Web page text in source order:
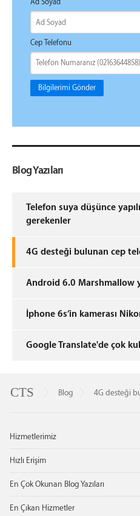
Ad Soyad
Cep Telefonu
Bilgilerimi Gönder
Blog Yazıları
Telefon suya düşünce
gerekenler
4G desteği bulunan cep
Android 6.0 Marshmallow
İphone 6s’in kamerası
Google Translate'de çok
CTS
Cep
Blog 4G desteği
Telefonu
Hizmetlerimiz
Hızlı Erişim
En Çok Okunan Blog Yazıları
En Çıkan Hizmetler